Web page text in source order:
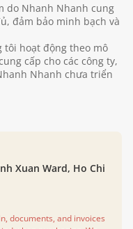
do Nhanh Nhanh cung
đảm bảo minh bạch và
tôi hoạt động theo mô
cấp cho các công ty,
Nhanh chưa triển
Xuan Ward, Ho Chi
documents, and invoices